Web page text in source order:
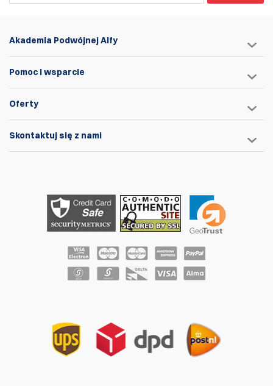
Akademia Podwójnej Alfy
Pomoc i wsparcie
Oferty
Skontaktuj się z nami